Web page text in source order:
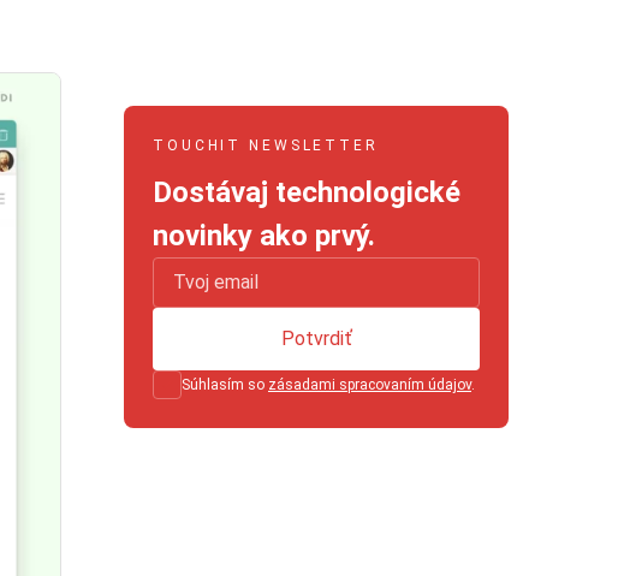
TOUCHIT NEWSLETTER
Dostávaj technologické
novinky ako prvý.
Súhlasím so zásadami spracovaním údajov.
Potvrdiť